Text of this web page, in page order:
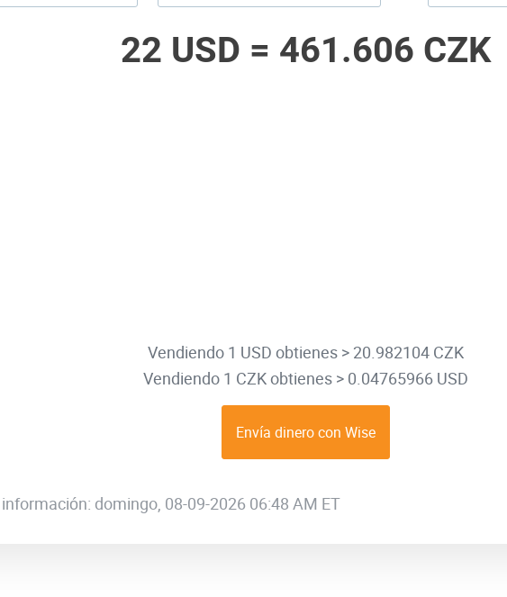
22 USD = 461.606 CZK
Vendiendo 1 USD obtienes > 20.982104 CZK
Vendiendo 1 CZK obtienes > 0.04765966 USD
Envía dinero con Wise
domingo, 08-09-2026 06:48 AM ET